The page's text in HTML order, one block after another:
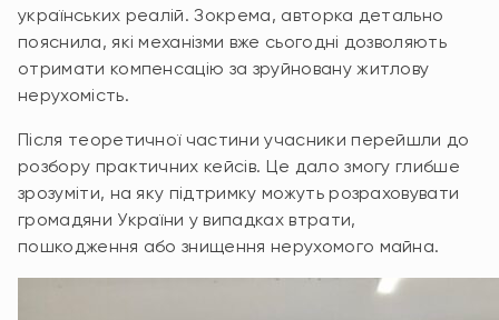
українських реалій. Зокрема, авторка детально
пояснила, які механізми вже сьогодні дозволяють
отримати компенсацію за зруйновану житлову
нерухомість.
Після теоретичної частини учасники перейшли до
розбору практичних кейсів. Це дало змогу глибше
зрозуміти, на яку підтримку можуть розраховувати
громадяни України у випадках втрати,
пошкодження або знищення нерухомого майна.